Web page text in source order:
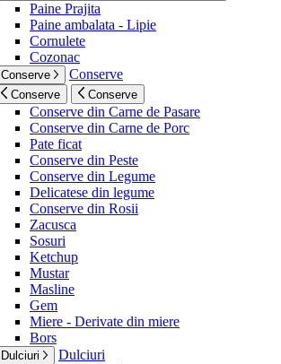
Paine Prajita
Paine ambalata - Lipie
Cornulete
Cozonac
Conserve Conserve
Conserve Conserve
Conserve din Carne de Pasare
Conserve din Carne de Porc
Pate ficat
Conserve din Peste
Conserve din Legume
Delicatese din legume
Conserve din Rosii
Zacusca
Sosuri
Ketchup
Mustar
Masline
Gem
Miere - Derivate din miere
Bors
Dulciuri Dulciuri